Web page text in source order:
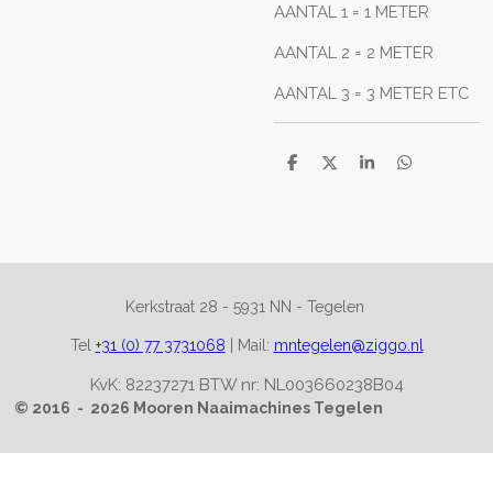
AANTAL 1 = 1 METER
AANTAL 2 = 2 METER
AANTAL 3 = 3 METER ETC
D
D
S
D
Kerkstraat 28 - 5931 NN - Tegelen
Tel +31 (0) 77 3731068 Mail: mntegelen@ziggo.nl
KvK: 82237271 BTW nr: NL003660238B04
© 2016 - 2026 Mooren Naaimachines Tegelen